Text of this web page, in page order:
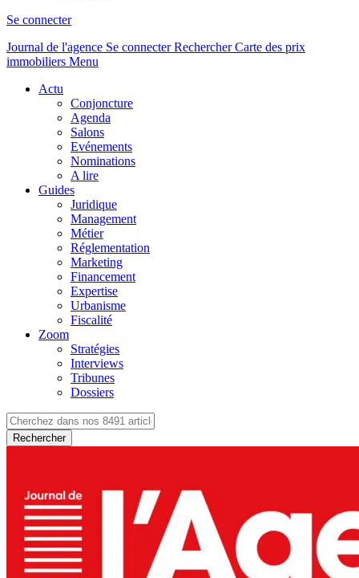
Se connecter
Journal de l'agence Se connecterRechercher Carte des prix
immobiliers Menu
Actu
Conjoncture
Agenda
Salons
Evénements
Nominations
A lire
Guides
Juridique
Management
Métier
Réglementation
Marketing
Financement
Expertise
Urbanisme
Fiscalité
Zoom
Stratégies
Interviews
Tribunes
Dossiers
Rechercher